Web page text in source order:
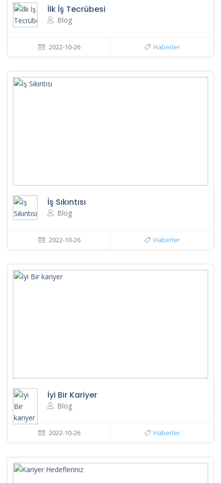
İlk İş Tecrübesi
Blog
2022-10-26 Haberler
İş Sıkıntısı
Blog
2022-10-26 Haberler
İyi Bir Kariyer
Blog
2022-10-26 Haberler